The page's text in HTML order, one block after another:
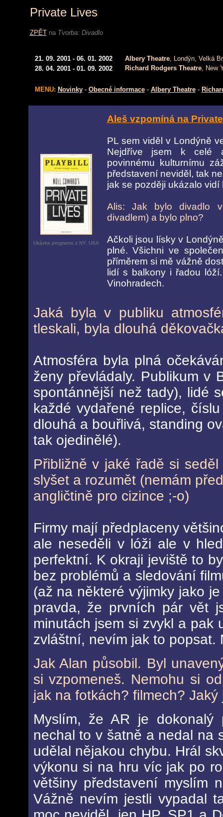
Private Lives
ZPĚTna Tvorba: Divadlo
21. 09. 2001 - 06. 01. 2002 Albery Theatre, Londýn, Velká
28. 04. 2001 - 01. 09. 2002
Richard Rodgers Theatre, New
MENU: Novinky- Obecné informace- Albery Theatre-
Ukázka programu z NY, USA
Aleš vzpomíná na
PL sem viděl v Londýně
Nejdříve jsem k celé
povinnému kulturnímu
představení neviděl, tak
jak se později ukázalo
Alis: Jak bylo divadlo
divadlem) a bylo plno?
Ačkoli jsou lísky v
plné. Všichni ve
příměrem si mě vážně
lidí s balkony i řadou
Vinohradech.
Jaká byla v publiku
tleskali, byla dlouhá
Atmosféra byla plná
ženy převládaly. Publikum v
spontánnější než tady), lidé
každé vydařené replice,
dlouhá a bouřlivá, standing
tak ojedinělé).
Přibližně v jaké řadě si
slyšet a rozumět (nemám
angličtině pro cizince ;-o)
Firmy mají předplaceny
ale neseděli v lóži ale v
perfektní. K okraji jeviště to
bez problémů a sledování
(až na některé výjimky jako
pravda, že prvních pár vět
minutách jsem si zvykl a pak
zvláštní, nevím jak to popsat.
Jak Alan působil. Byl
si vzpomeneš. Nemohu si
jak na fotkách? filmech?
Myslím, že AR je
nechal to v šatně a nedal na
udělal nějakou chybu. Hrál
výkonu si na hru víc jak po
většiny představení myslím
Vážně nevím jestli vypadal